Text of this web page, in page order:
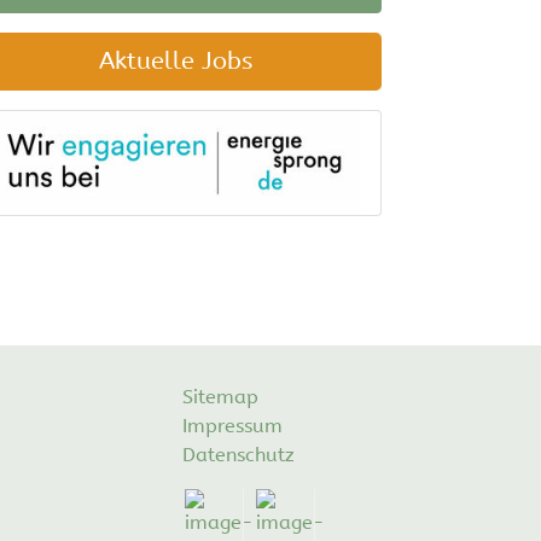
Aktuelle Jobs
Sitemap
Impressum
Datenschutz